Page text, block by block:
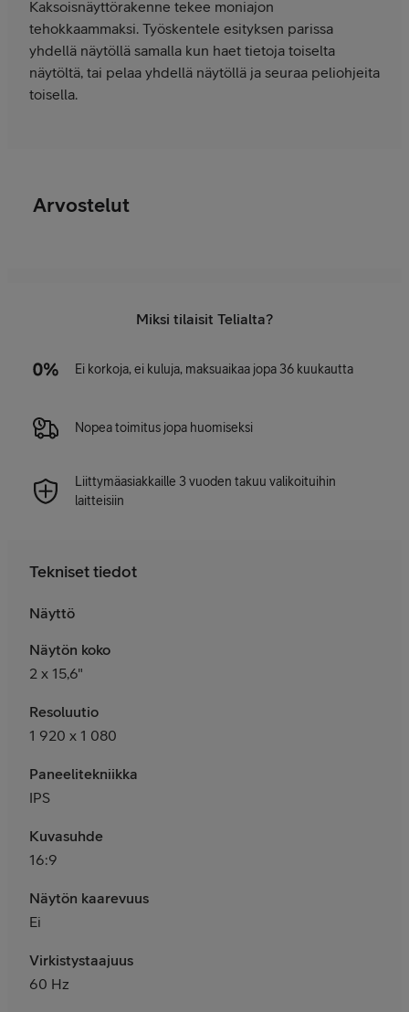
Kaksoisnäyttörakenne tekee moniajon
tehokkaammaksi. Työskentele esityksen parissa
yhdellä näytöllä samalla kun haet tietoja toiselta
näytöltä, tai pelaa yhdellä näytöllä ja seuraa peliohjeita
toisella.
Arvostelut
Miksi tilaisit Telialta?
Ei korkoja, ei kuluja, maksuaikaa jopa 36 kuukautta
Nopea toimitus jopa huomiseksi
Liittymäasiakkaille 3 vuoden takuu valikoituihin
laitteisiin
Tekniset tiedot
Näyttö
Näytön koko
2 x 15,6"
Resoluutio
1 920 x 1 080
Paneelitekniikka
IPS
Kuvasuhde
16:9
Näytön kaarevuus
Ei
Virkistystaajuus
60 Hz